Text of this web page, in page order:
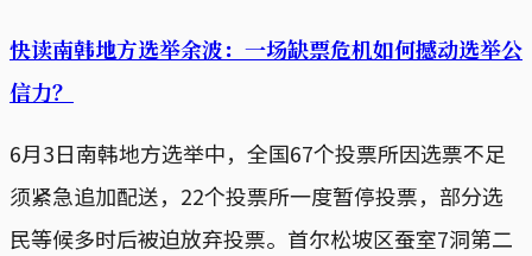
快读南韩地方选举余波：一场缺票危机如何撼动选举公
信力？
6月3日南韩地方选举中，全国67个投票所因选票不足
须紧急追加配送，22个投票所一度暂停投票，部分选
民等候多时后被迫放弃投票。首尔松坡区蚕室7洞第二